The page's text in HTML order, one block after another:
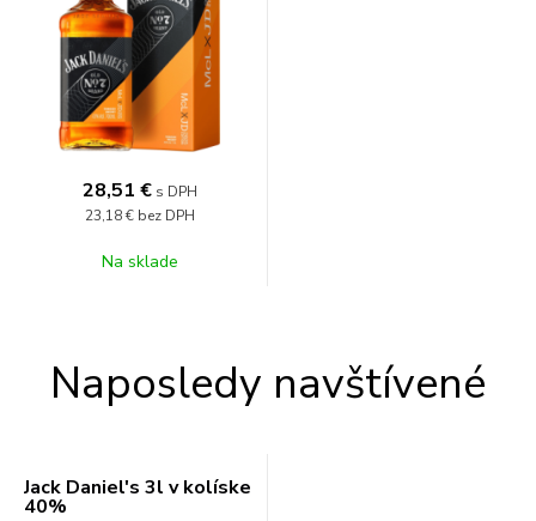
28,51 € s DPH
23,18 € bez DPH
Na sklade
Naposledy navštívené
Jack Daniel's 3l v kolíske
40%